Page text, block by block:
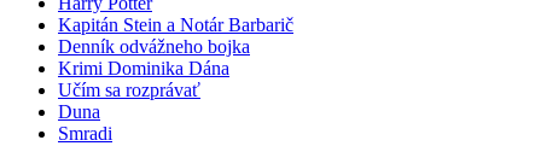
Kapitán Stein a Notár Barbarič
Denník odvážneho bojka
Krimi Dominika Dána
Učím sa rozprávať
Duna
Smradi